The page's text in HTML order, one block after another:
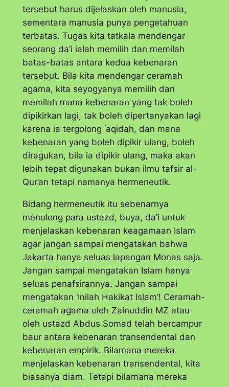
tersebut harus dijelaskan oleh manusia,
sementara manusia punya pengetahuan
terbatas. Tugas kita tatkala mendengar
seorang da’i ialah memilih dan memilah
batas-batas antara kedua kebenaran
tersebut. Bila kita mendengar ceramah
agama, kita seyogyanya memilih dan
memilah mana kebenaran yang tak boleh
dipikirkan lagi, tak boleh dipertanyakan lagi
karena ia tergolong ‘aqidah, dan mana
kebenaran yang boleh dipikir ulang, boleh
diragukan, bila ia dipikir ulang, maka akan
lebih tepat digunakan bukan ilmu tafsir al-
Qur’an tetapi namanya hermeneutik.
Bidang hermeneutik itu sebenarnya
menolong para ustazd, buya, da’i untuk
menjelaskan kebenaran keagamaan Islam
agar jangan sampai mengatakan bahwa
Jakarta hanya seluas lapangan Monas saja.
Jangan sampai mengatakan Islam hanya
seluas penafsirannya. Jangan sampai
mengatakan ‘Inilah Hakikat Islam’! Ceramah-
ceramah agama oleh Zainuddin MZ atau
oleh ustazd Abdus Somad telah bercampur
baur antara kebenaran transendental dan
kebenaran empirik. Bilamana mereka
menjelaskan kebenaran transendental, kita
biasanya diam. Tetapi bilamana mereka